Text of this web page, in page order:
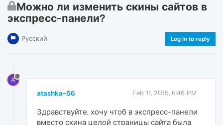
Можно ли изменить скины сайтов в
экспресс-панели?
Русский Log in to reply
A
atashka-56 Feb 11, 2015, 6:46 PM
Здравствуйте, хочу чтоб в экспресс-панели
вместо скина целой страницы сайта была